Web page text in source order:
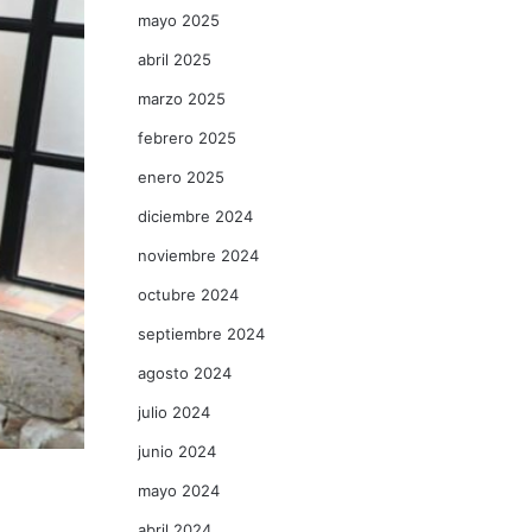
mayo 2025
abril 2025
marzo 2025
febrero 2025
enero 2025
diciembre 2024
noviembre 2024
octubre 2024
septiembre 2024
agosto 2024
julio 2024
junio 2024
mayo 2024